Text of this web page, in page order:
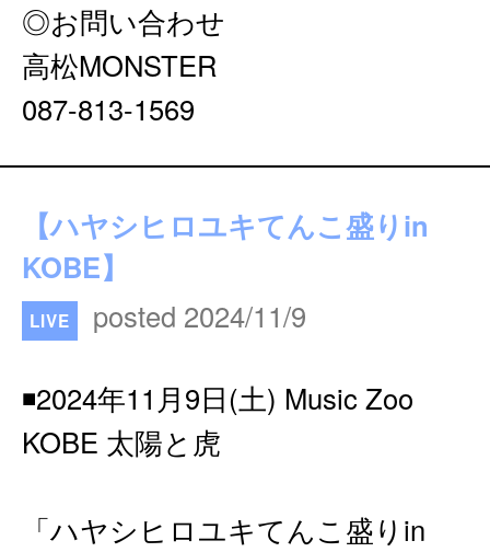
◎お問い合わせ
高松MONSTER
087-813-1569
【ハヤシヒロユキてんこ盛りin
KOBE】
LIVE posted 2024/11/9
◾️2024年11月9日(土) Music Zoo
KOBE 太陽と虎
「ハヤシヒロユキてんこ盛りin